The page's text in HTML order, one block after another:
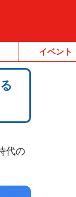
イベント
代の